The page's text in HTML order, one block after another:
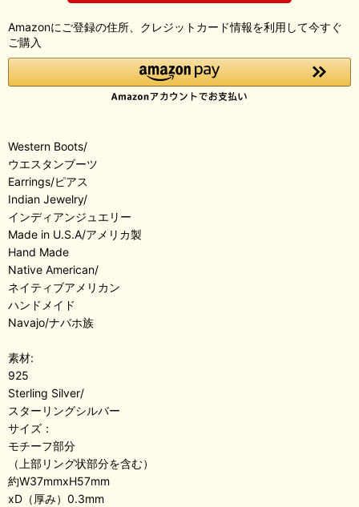
Amazonにご登録の住所、クレジットカード情報を利用して今すぐ
ご購入
Western Boots/
ウエスタンブーツ
Earrings/ピアス
Indian Jewelry/
インディアンジュエリー
Made in U.S.A/アメリカ製
Hand Made
Native American/
ネイティブアメリカン
ハンドメイド
Navajo/ナバホ族
素材:
925
Sterling Silver/
スターリングシルバー
サイズ：
モチーフ部分
（上部リング状部分を含む）
約W37mmxH57mm
xD（厚み）0.3mm